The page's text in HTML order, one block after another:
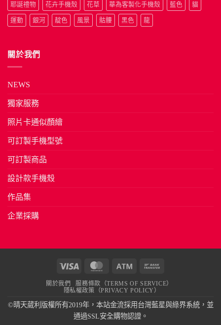
耶誕禮物 花卉手機殼 花草 華為客製化手機殼 藍色 貓
運動 銀河 靛色 風景 骷髏 黑色 龍
關於我們
NEWS
獨家服務
照片卡通似顏繪
可訂製手機型號
可訂製商品
設計款手機殼
作品集
企業採購
MasterCard Atm
關於我們
服務條款（TERMS OF SERVICE）
隱私權政策（PRIVACY POLICY）
©晴天葳利版權所有2019年，本站金流採用台灣藍星與綠界系統，並
通過SSL安全購物認證。